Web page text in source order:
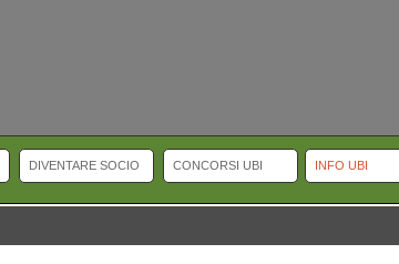
DIVENTARE SOCIO CONCORSI UBI INFO UBI